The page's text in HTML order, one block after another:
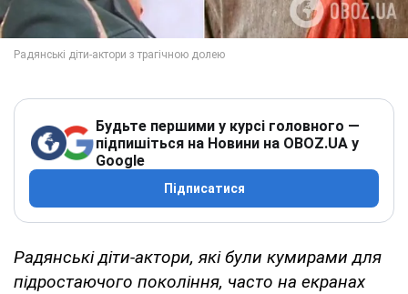
Будьте першими у курсі головного —
підпишіться на Новини на OBOZ.UA у
Google
Підписатися
Радянські діти-актори, які були кумирами для
підростаючого покоління, часто на екранах